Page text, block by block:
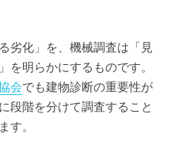
劣化」を、機械調査は「見
を明らかにするものです。
会でも建物診断の重要性が
段階を分けて調査すること
す。